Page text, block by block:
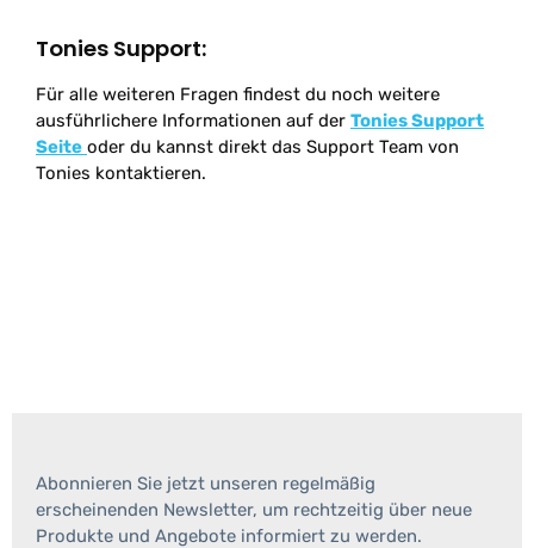
Tonies Support:
Für alle weiteren Fragen findest du noch weitere
ausführlichere Informationen auf der Tonies Support
Seite oder du kannst direkt das Support Team von
Tonies kontaktieren.
Abonnieren Sie jetzt unseren regelmäßig
erscheinenden Newsletter, um rechtzeitig über neue
Produkte und Angebote informiert zu werden.